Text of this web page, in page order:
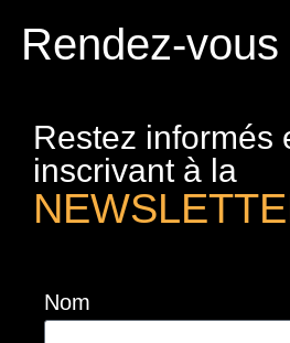
Rendez-
Restez informés
inscrivant à la
Nom